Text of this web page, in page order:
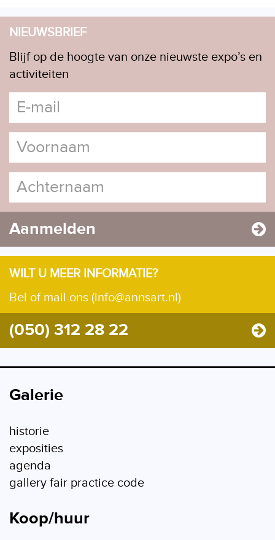
NIEUWSBRIEF
Blijf op de hoogte van onze nieuwste expo’s en
activiteiten
Aanmelden
WILT U MEER INFORMATIE?
Bel of mail ons (info@annsart.nl)
(050) 312 28 22
Galerie
historie
exposities
agenda
gallery fair practice code
Koop/huur